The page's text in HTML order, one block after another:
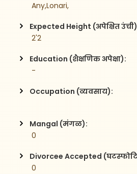
Any,Lonari,
Expected Height (अपेक्षित
2'2
Education (शैक्षणिक अपेक्षा):
-
Occupation (व्यवसाय):
Mangal (मंगळ):
0
Divorcee Accepted
0